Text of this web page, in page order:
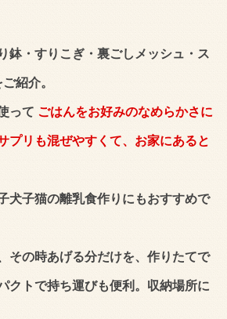
鉢・すりこぎ・裏ごしメッシュ・ス
紹介。
って ごはんをお好みのなめらかさに
プリも混ぜやすくて、お家にあると
犬子猫の離乳食作りにもおすすめで
その時あげる分だけを、作りたてで
クトで持ち運びも便利。収納場所に